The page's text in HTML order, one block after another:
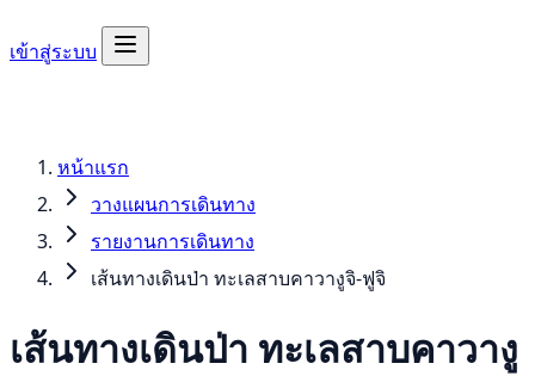
เข้าสู่ระบบ
หน้าแรก
วางแผนการเดินทาง
รายงานการเดินทาง
เส้นทางเดินป่า ทะเลสาบคาวางูจิ-ฟูจิ
เส้นทางเดินป่า ทะเลสาบคาวางู